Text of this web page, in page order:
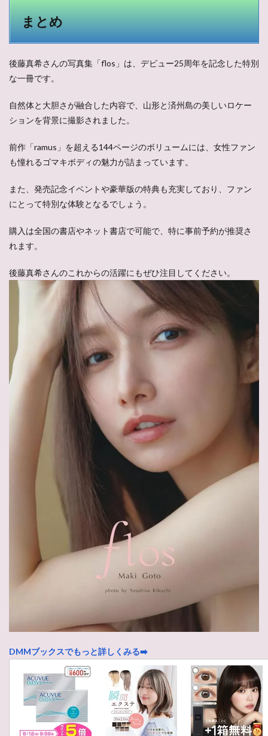
まとめ
後藤真希さんの写真集「flos」は、デビュー25周年を記念した特別
な一冊です。
自然体と大胆さが融合した内容で、山形と済州島の美しいロケー
ションを背景に撮影されました。
前作「ramus」を超える144ページのボリュームには、女性ファン
も憧れるゴマキボディの魅力が詰まっています。
また、発売記念イベントや豪華版の特典も充実しており、ファン
にとって特別な体験となるでしょう。
購入は全国の書店やネット書店で可能で、特に事前予約が推奨さ
れます。
後藤真希さんのこれからの活躍にもぜひ注目してください。
DMMブックスでもっと詳しくみる➡️